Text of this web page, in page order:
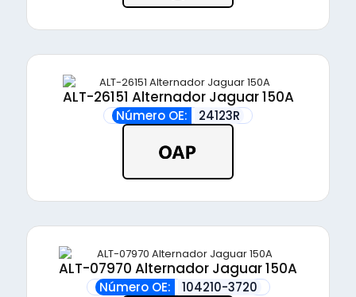
ALT-26151 Alternador Jaguar 150A
Número OE: 24123R
ALT-07970 Alternador Jaguar 150A
Número OE: 104210-3720